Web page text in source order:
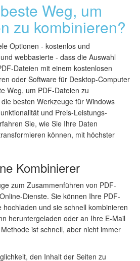
Weg, um
zu kombinieren?
Optionen - kostenlos und
webbasierte - dass die Auswahl
Dateien mit einem kostenlosen
oder Software für Desktop-Computer
Weg, um PDF-Dateien zu
besten Werkzeuge für Windows
und Preis-Leistungs-
Sie, wie Sie Ihre Daten
können, mit höchster
Kombinierer
zum Zusammenführen von PDF-
Dienste. Sie können Ihre PDF-
hochladen und sie schnell kombinieren
heruntergeladen oder an Ihre E-Mail
ist schnell, aber nicht immer
den Inhalt der Seiten zu